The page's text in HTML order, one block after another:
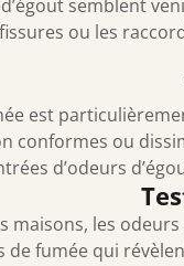
semblent
fissures ou les
est
conformes ou
d’odeurs
maisons, les
de fumée qui